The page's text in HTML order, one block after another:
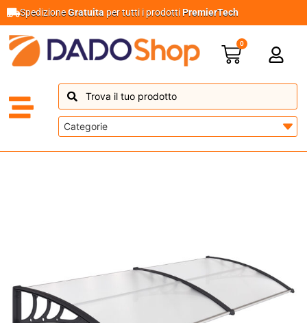
SpedizioneGratuita per tutti i prodottiPremierTech
0